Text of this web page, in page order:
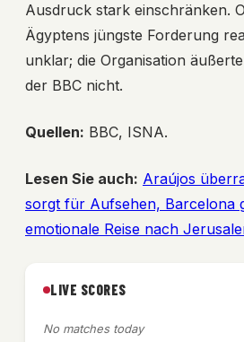
Ausdruck stark einschränken.
Ägyptens jüngste Forderung
unklar; die Organisation
der BBC nicht.
Quellen: BBC, ISNA.
Lesen Sie auch: Araújos
sorgt für Aufsehen, Barcelona
emotionale Reise nach
LIVE SCORES
No matches today